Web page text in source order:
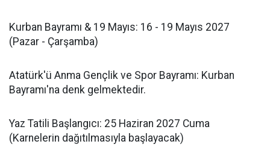
Kurban Bayramı & 19 Mayıs: 16 - 19 Mayıs 2027
(Pazar - Çarşamba)
Atatürk'ü Anma Gençlik ve Spor Bayramı: Kurban
Bayramı'na denk gelmektedir.
Yaz Tatili Başlangıcı: 25 Haziran 2027 Cuma
(Karnelerin dağıtılmasıyla başlayacak)